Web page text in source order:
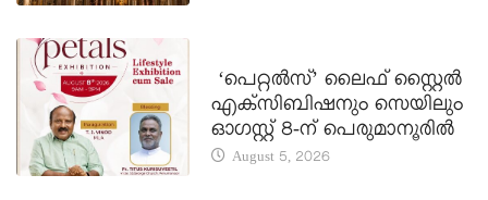
‘പെറ്റൽസ്’ ലൈഫ് സ്റ്റൈൽ
എക്സിബിഷനും സെയിലും
ഓഗസ്റ്റ് 8-ന് പെരുമാനൂരിൽ
August 5, 2026